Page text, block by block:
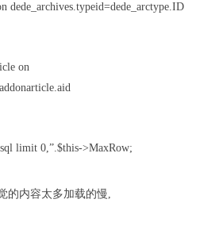
dede_archives.typeid=dede_arctype.ID
on
limit 0,”.$this->MaxRow;
的内容太多加载的慢,